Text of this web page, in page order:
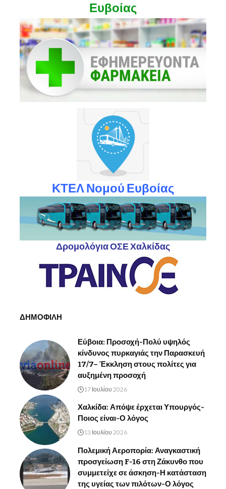
Ευβοίας
ΚΤΕΛ Νομού Ευβοίας
Δρομολόγια ΟΣΕ Χαλκίδας
ΔΗΜΟΦΙΛΗ
Εύβοια: Προσοχή-Πολύ υψηλός
κίνδυνος πυρκαγιάς την Παρασκευή
17/7– Έκκληση στους πολίτες για
αυξημένη προσοχή
17 Ιουλίου 2026
Χαλκίδα: Απόψε έρχεται Υπουργός-
Ποιος είναι-Ο λόγος
13 Ιουλίου 2026
Πολεμική Αεροπορία: Αναγκαστική
προσγείωση F-16 στη Ζάκυνθο που
συμμετείχε σε άσκηση-Η κατάσταση
της υγείας των πιλότων-Ο λόγος